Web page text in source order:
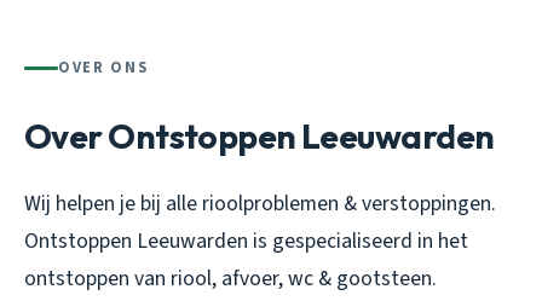
OVER ONS
Over Ontstoppen Leeuwarden
Wij helpen je bij alle rioolproblemen & verstoppingen.
Ontstoppen Leeuwarden is gespecialiseerd in het
ontstoppen van riool, afvoer, wc & gootsteen.